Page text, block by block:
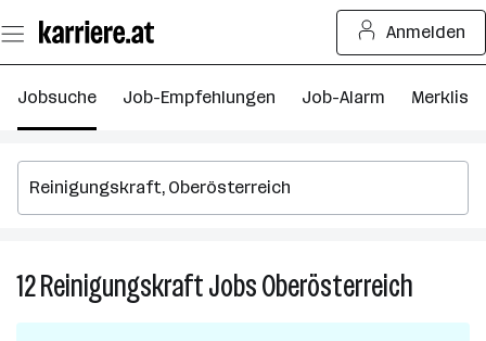
Seiteninhalt
springen
Anmelden
Jobsuche Job-Empfehlungen Job-Alarm Merkliste
12ReinigungskraftJobsOberösterreich